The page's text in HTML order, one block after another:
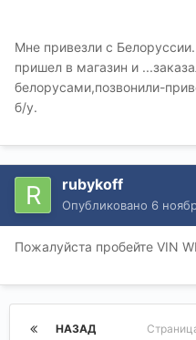
Мне привезли с
пришел в магазин и
белорусами,позвонили-
б/у.
rubykoff
Опубликовано 6
Пожалуйста пробейте VIN
НАЗАД